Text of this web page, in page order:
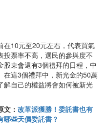
在10元至20元左右，代表買氣
投票率不高，選民的參與度不
東會還有3個禮拜的日程，中
在這3個禮拜中，新光金的50萬
解自己的權益將會如何被新光
文： 改革派獲勝！委託書也有
哪些天價委託書？